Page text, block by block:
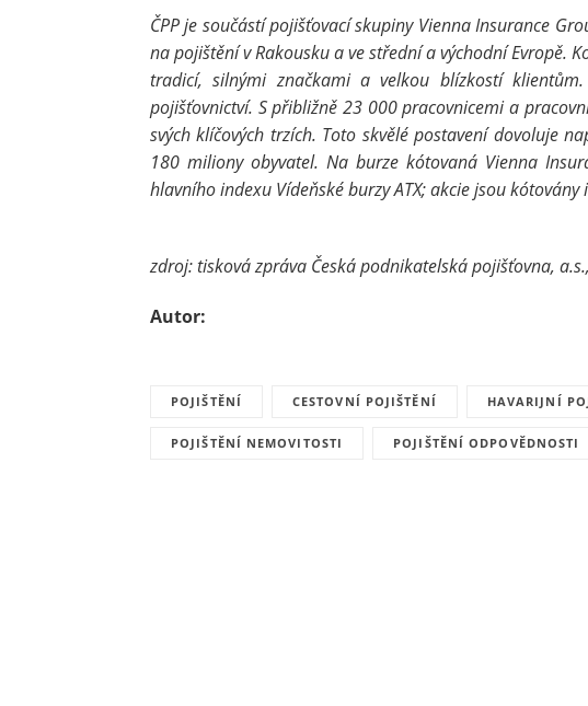
ČPP je součástí pojišťovací skupiny Vienna Insurance
na pojištění v Rakousku a ve střední a východní Evropě.
tradicí, silnými značkami a velkou blízkostí
pojišťovnictví. S přibližně 23 000 pracovnicemi a
svých klíčových trzích. Toto skvělé postavení dovoluje
180 miliony obyvatel. Na burze kótovaná Vienna
hlavního indexu Vídeňské burzy ATX; akcie jsou
zdroj: tisková zpráva Česká podnikatelská pojišťovna,
Autor:
POJIŠTĚNÍ CESTOVNÍ POJIŠTĚNÍ HAVARIJNÍ
POJIŠTĚNÍ NEMOVITOSTI POJIŠTĚNÍ ODPOVĚDNOSTI